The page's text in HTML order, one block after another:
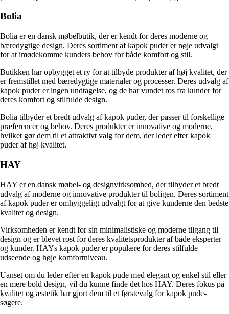
Bolia
Bolia er en dansk møbelbutik, der er kendt for deres moderne og
bæredygtige design. Deres sortiment af kapok puder er nøje udvalgt
for at imødekomme kunders behov for både komfort og stil.
Butikken har opbygget et ry for at tilbyde produkter af høj kvalitet, der
er fremstillet med bæredygtige materialer og processer. Deres udvalg af
kapok puder er ingen undtagelse, og de har vundet ros fra kunder for
deres komfort og stilfulde design.
Bolia tilbyder et bredt udvalg af kapok puder, der passer til forskellige
præferencer og behov. Deres produkter er innovative og moderne,
hvilket gør dem til et attraktivt valg for dem, der leder efter kapok
puder af høj kvalitet.
HAY
HAY er en dansk møbel- og designvirksomhed, der tilbyder et bredt
udvalg af moderne og innovative produkter til boligen. Deres sortiment
af kapok puder er omhyggeligt udvalgt for at give kunderne den bedste
kvalitet og design.
Virksomheden er kendt for sin minimalistiske og moderne tilgang til
design og er blevet rost for deres kvalitetsprodukter af både eksperter
og kunder. HAYs kapok puder er populære for deres stilfulde
udseende og høje komfortniveau.
Uanset om du leder efter en kapok pude med elegant og enkel stil eller
en mere bold design, vil du kunne finde det hos HAY. Deres fokus på
kvalitet og æstetik har gjort dem til et førstevalg for kapok pude-
søgere.